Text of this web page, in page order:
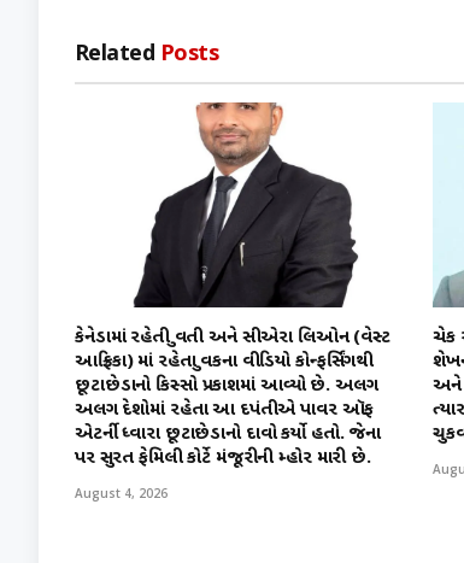
Related Posts
કેનેડામાં રહેતી યુવતી અને સીએરા લિઓન (વેસ્ટ
આફ્રિકા) માં રહેતા યુવકના વીડિયો કોન્ફર્સિંગથી
છૂટાછેડાનો કિસ્સો પ્રકાશમાં આવ્યો છે. અલગ
અલગ દેશોમાં રહેતા આ દપંતીએ પાવર ઑફ
એટર્ની ધ્વારા છૂટાછેડાનો દાવો કર્યો હતો. જેના
પર સુરત ફેમિલી કોર્ટે મંજૂરીની મ્હોર મારી છે.
August 4, 2026
ચેક
અને